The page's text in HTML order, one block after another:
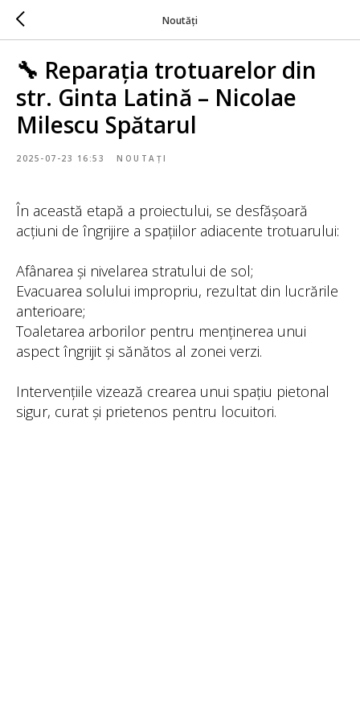
Noutăți
🔧 Reparația trotuarelor din
str. Ginta Latină – Nicolae
Milescu Spătarul
2025-07-23 16:53 NOUTAȚI
În această etapă a proiectului, se desfășoară
acțiuni de îngrijire a spațiilor adiacente trotuarului:
Afânarea și nivelarea stratului de sol;
Evacuarea solului impropriu, rezultat din lucrările
anterioare;
Toaletarea arborilor pentru menținerea unui
aspect îngrijit și sănătos al zonei verzi.
Intervențiile vizează crearea unui spațiu pietonal
sigur, curat și prietenos pentru locuitori.